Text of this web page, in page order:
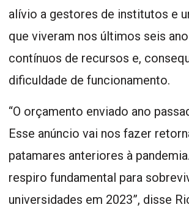
alívio a gestores de institutos e
que viveram nos últimos seis
contínuos de recursos e,
dificuldade de funcionamento.
“O orçamento enviado ano
Esse anúncio vai nos fazer
patamares anteriores à
respiro fundamental para
universidades em 2023”, disse